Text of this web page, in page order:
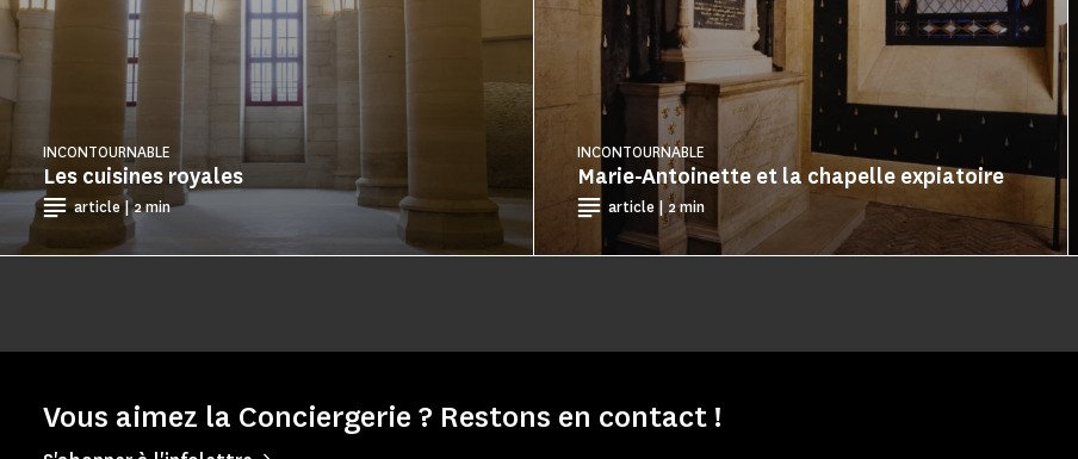
Les cuisines royales
INCONTOURNABLE
article | 2 min
Marie-Antoinette et la chapelle expiatoire
INCONTOURNABLE
article | 2 min
Vous aimez la Conciergerie ? Restons en contact !